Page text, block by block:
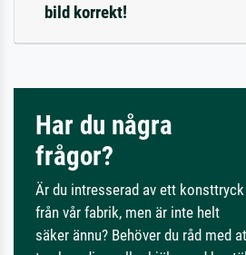
bild korrekt!
Har du några
frågor?
Är du intresserad av ett konsttryck
från vår fabrik, men är inte helt
säker ännu? Behöver du råd med